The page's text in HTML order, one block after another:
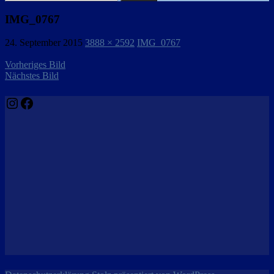
nach:
IMG_0767
24. September 2015 3888 × 2592 IMG_0767
Vorheriges Bild
Nächstes Bild
Instagram
Facebook